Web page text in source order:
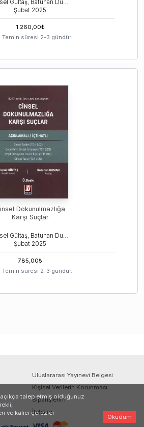
Veysel Gültaş, Batuhan Duman
Şubat 2025
1.260,00₺
Temin süresi 2-3 gündür.
Dokunulmazlığa
Karşı Suçlar
Veysel Gültaş, Batuhan Duman
Şubat 2025
785,00₺
Temin süresi 2-3 gündür.
Uluslararası Yayınevi Belgesi
Kişisel Verilerin Korunması
Siparişlerim
İletişim
talep etmiş olduğunuz
ve kalıcı çerezler
Okudum